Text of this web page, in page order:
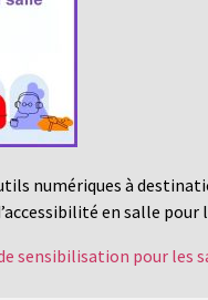
numériques à
en salle
sensibilisation pour les